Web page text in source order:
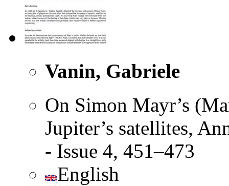
Vanin, Gabriele
On Simon Mayr’s
Jupiter’s satellites,
- Issue 4, 451–473
English